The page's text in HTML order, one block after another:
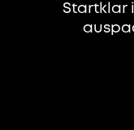
Startklar